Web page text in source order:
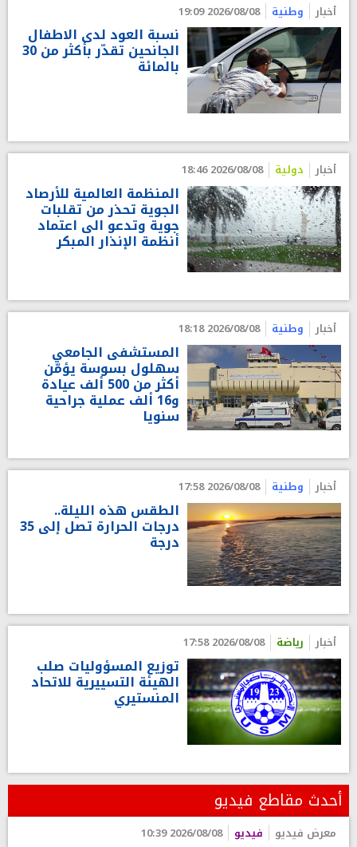
أخبار وطنية 2026/08/08 19:09
نسبة العود لدى الاطفال
الجانحين تقدّر بأكثر من 30
بالمائة
أخبار دولية 2026/08/08 18:46
المنظمة العالمية للأرصاد
الجوية تحذر من تقلبات
جوية وتدعو الى اعتماد
أنظمة الإنذار المبكر
أخبار وطنية 2026/08/08 18:18
المستشفى الجامعي
سهلول بسوسة يؤمّن
أكثر من 500 ألف عيادة
و16 ألف عملية جراحية
سنويا
أخبار وطنية 2026/08/08 17:58
الطقس هذه الليلة..
درجات الحرارة تصل إلى 35
درجة
أخبار رياضة 2026/08/08 17:58
توزيع المسؤوليات صلب
الهيئة التسييرية للاتحاد
المنستيري
أحدث مقاطع فيديو
معرض فيديو فيديو 2026/08/08 10:39